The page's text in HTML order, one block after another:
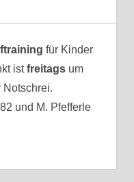
für Kinder
istfreitagsum
und M. Pfefferle